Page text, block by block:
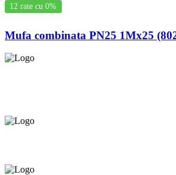
12 rate cu 0%
Mufa combinata PN25 1Mx25